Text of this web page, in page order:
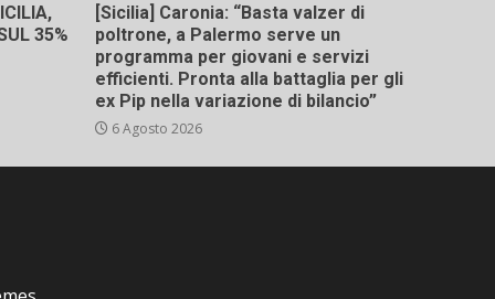
35%
[Sicilia] Caronia: “Basta valzer di
poltrone, a Palermo serve un
programma per giovani e servizi
efficienti. Pronta alla battaglia per gli
ex Pip nella variazione di bilancio”
6 Agosto 2026